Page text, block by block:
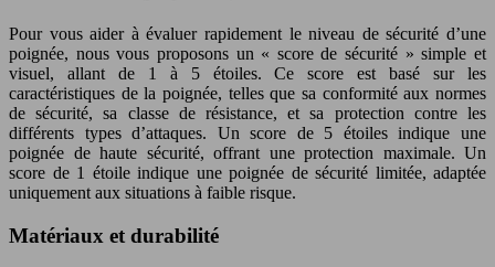
Pour vous aider à évaluer rapidement le niveau de sécurité d’une
poignée, nous vous proposons un « score de sécurité » simple et
visuel, allant de 1 à 5 étoiles. Ce score est basé sur les
caractéristiques de la poignée, telles que sa conformité aux normes
de sécurité, sa classe de résistance, et sa protection contre les
différents types d’attaques. Un score de 5 étoiles indique une
poignée de haute sécurité, offrant une protection maximale. Un
score de 1 étoile indique une poignée de sécurité limitée, adaptée
uniquement aux situations à faible risque.
Matériaux et durabilité